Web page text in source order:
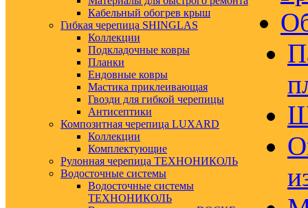
Кабельный обогрев крыш
Гибкая черепица SHINGLAS
Коллекции
Подкладочные ковры
Планки
Ендовные ковры
Мастика приклеивающая
Гвозди для гибкой черепицы
Антисептики
Композитная черепица LUXARD
Коллекции
Комплектующие
Рулонная черепица ТЕХНОНИКОЛЬ
Водосточные системы
Водосточные системы
ТЕХНОНИКОЛЬ